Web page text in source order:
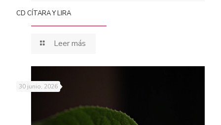
CD CÍTARA Y LIRA
Leer más
30 junio, 2026